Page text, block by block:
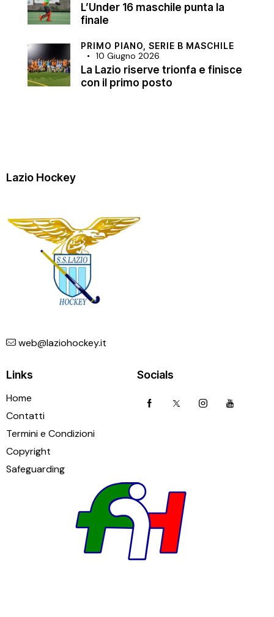
L’Under 16 maschile punta la
finale
PRIMO PIANO, SERIE B MASCHILE
10 Giugno 2026
La Lazio riserve trionfa e finisce
con il primo posto
Lazio Hockey
web@laziohockey.it
Links
Home
Contatti
Termini e Condizioni
Copyright
Safeguarding
Socials